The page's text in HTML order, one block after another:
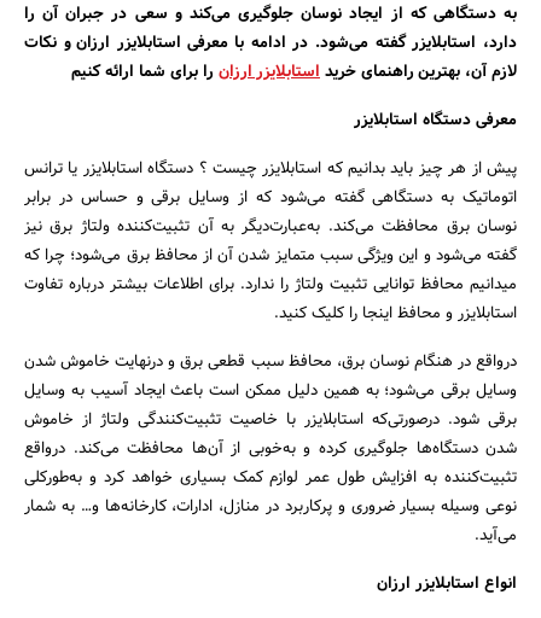
به دستگاهی که از ایجاد نوسان جلوگیری می‌کند و سعی در جبران آن را
دارد، استابلایزر گفته می‌شود. در ادامه با معرفی استابلایزر ارزان و نکات
لازم آن، بهترین راهنمای خریداستابلایزر ارزان را برای شما ارائه کنیم
معرفی دستگاه استابلایزر
پیش از هر چیز باید بدانیم که استابلایزر چیست ؟ دستگاه استابلایزر یا ترانس
اتوماتیک به دستگاهی گفته می‌شود که از وسایل برقی و حساس در برابر
نوسان برق محافظت می‌کند. به‌عبارت‌دیگر به آن تثبیت‌کننده ولتاژ برق نیز
گفته می‌شود و این ویژگی سبب متمایز شدن آن از محافظ برق می‌شود؛ چرا که
میدانیم محافظ توانایی تثبیت ولتاژ را ندارد. برای اطلاعات بیشتر درباره تفاوت
استابلایزر و محافظ اینجا را کلیک کنید.
درواقع در هنگام نوسان برق، محافظ سبب قطعی برق و درنهایت خاموش شدن
وسایل برقی می‌شود؛ به همین دلیل ممکن است باعث ایجاد آسیب به وسایل
برقی شود. درصورتی‌که استابلایزر با خاصیت تثبیت‌کنندگی ولتاژ از خاموش
شدن دستگاه‌ها جلوگیری کرده و به‌خوبی از آن‌ها محافظت می‌کند. درواقع
تثبیت‌کننده به افزایش طول عمر لوازم کمک بسیاری خواهد کرد و به‌طورکلی
نوعی وسیله بسیار ضروری و پرکاربرد در منازل، ادارات، کارخانه‌ها و… به شمار
می‌آید.
انواع استابلایزر ارزان